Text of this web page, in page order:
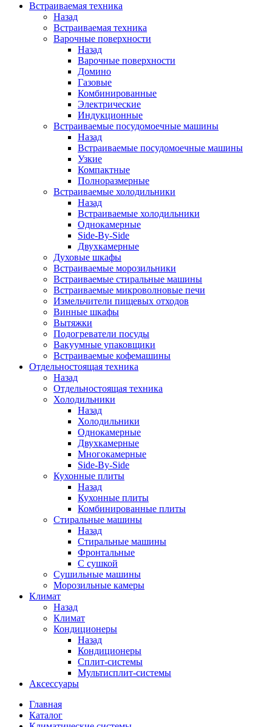
Встраиваемая техника
Назад
Встраиваемая техника
Варочные поверхности
Назад
Варочные поверхности
Домино
Газовые
Комбинированные
Электрические
Индукционные
Встраиваемые посудомоечные машины
Назад
Встраиваемые посудомоечные машины
Узкие
Компактные
Полноразмерные
Встраиваемые холодильники
Назад
Встраиваемые холодильники
Однокамерные
Side-By-Side
Двухкамерные
Духовые шкафы
Встраиваемые морозильники
Встраиваемые стиральные машины
Встраиваемые микроволновые печи
Измельчители пищевых отходов
Винные шкафы
Вытяжки
Подогреватели посуды
Вакуумные упаковщики
Встраиваемые кофемашины
Отдельностоящая техника
Назад
Отдельностоящая техника
Холодильники
Назад
Холодильники
Однокамерные
Двухкамерные
Многокамерные
Side-By-Side
Кухонные плиты
Назад
Кухонные плиты
Комбинированные плиты
Стиральные машины
Назад
Стиральные машины
Фронтальные
С сушкой
Сушильные машины
Морозильные камеры
Климат
Назад
Климат
Кондиционеры
Назад
Кондиционеры
Сплит-системы
Мультисплит-системы
Аксессуары
Главная
Каталог